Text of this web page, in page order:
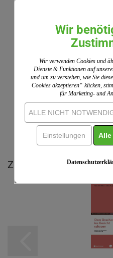
Sie der Erste, der das
Wir nutzen ShopVote als
für die Einholung von
Maßnahmen getroffen, um
sich um echte
Informationen
Zu diesem Produkt
Wir
Wir verwenden Cookies und
Dienste & Funktionen auf
und um zu verstehen, wie Sie
Cookies akzeptieren“ klicken,
für Marketing- und
ALLE NICHT
Einstellungen Alle